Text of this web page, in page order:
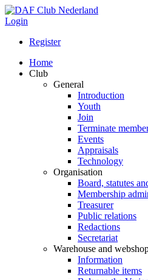
Login
Register
Home
Club
General
Introduction
Youth
Join
Terminate
Events
Appraisals
Technology
Organisation
Board, statutes
Membership
Treasurer
Public relations
Redactions
Secretariat
Warehouse and
Information
Returnable items